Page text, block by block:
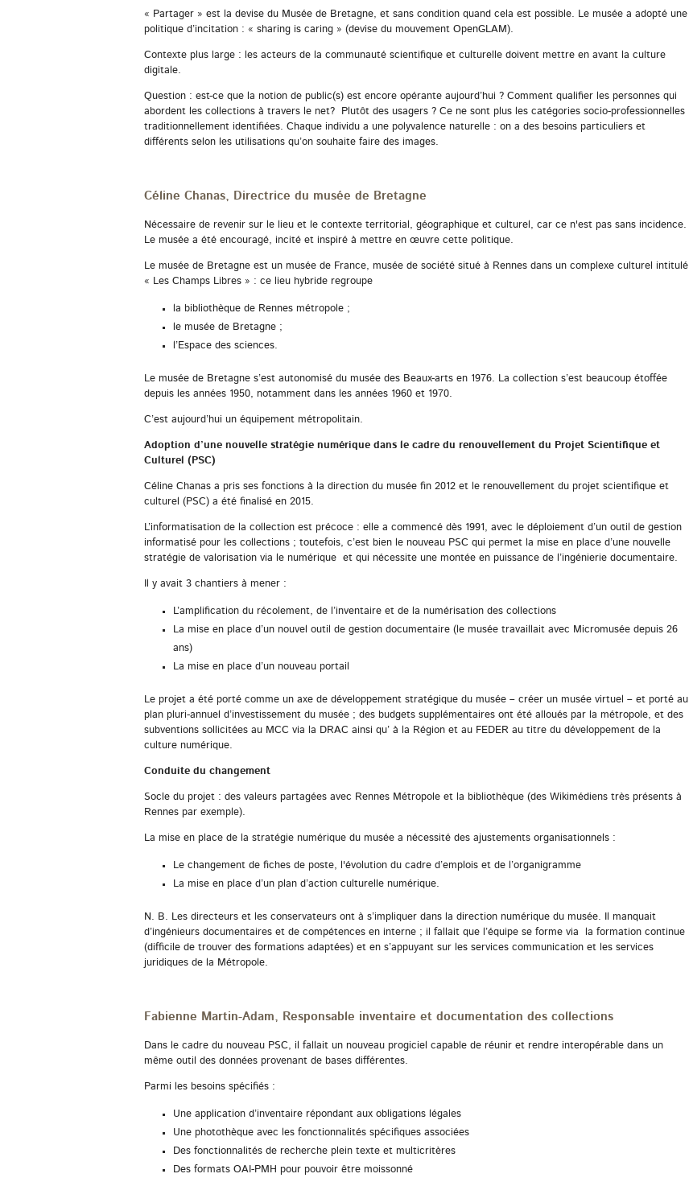
« Partager » est la devise du Musée de Bretagne, et sans condition quand cela est possible. Le musée a adopté une
politique d’incitation : « sharing is caring » (devise du mouvement OpenGLAM).
Contexte plus large : les acteurs de la communauté scientifique et culturelle doivent mettre en avant la culture
digitale.
Question : est-ce que la notion de public(s) est encore opérante aujourd’hui ? Comment qualifier les personnes qui
abordent les collections à travers le net? Plutôt des usagers ? Ce ne sont plus les catégories socio-professionnelles
traditionnellement identifiées. Chaque individu a une polyvalence naturelle : on a des besoins particuliers et
différents selon les utilisations qu’on souhaite faire des images.
Céline Chanas, Directrice du musée de Bretagne
Nécessaire de revenir sur le lieu et le contexte territorial, géographique et culturel, car ce n'est pas sans incidence.
Le musée a été encouragé, incité et inspiré à mettre en œuvre cette politique.
Le musée de Bretagne est un musée de France, musée de société situé à Rennes dans un complexe culturel intitulé
« Les Champs Libres » : ce lieu hybride regroupe
la bibliothèque de Rennes métropole ;
le musée de Bretagne ;
l’Espace des sciences.
Le musée de Bretagne s’est autonomisé du musée des Beaux-arts en 1976. La collection s’est beaucoup étoffée
depuis les années 1950, notamment dans les années 1960 et 1970.
C’est aujourd’hui un équipement métropolitain.
Adoption d’une nouvelle stratégie numérique dans le cadre du renouvellement du Projet Scientifique et
Culturel (PSC)
Céline Chanas a pris ses fonctions à la direction du musée fin 2012 et le renouvellement du projet scientifique et
culturel (PSC) a été finalisé en 2015.
L’informatisation de la collection est précoce : elle a commencé dès 1991, avec le déploiement d’un outil de gestion
informatisé pour les collections ; toutefois, c’est bien le nouveau PSC qui permet la mise en place d’une nouvelle
stratégie de valorisation via le numérique et qui nécessite une montée en puissance de l’ingénierie documentaire.
Il y avait 3 chantiers à mener :
L’amplification du récolement, de l’inventaire et de la numérisation des collections
La mise en place d’un nouvel outil de gestion documentaire (le musée travaillait avec Micromusée depuis 26
ans)
La mise en place d’un nouveau portail
Le projet a été porté comme un axe de développement stratégique du musée – créer un musée virtuel – et porté au
plan pluri-annuel d’investissement du musée ; des budgets supplémentaires ont été alloués par la métropole, et des
subventions sollicitées au MCC via la DRAC ainsi qu’ à la Région et au FEDER au titre du développement de la
culture numérique.
Conduite du changement
Socle du projet : des valeurs partagées avec Rennes Métropole et la bibliothèque (des Wikimédiens très présents à
Rennes par exemple).
La mise en place de la stratégie numérique du musée a nécessité des ajustements organisationnels :
Le changement de fiches de poste, l'évolution du cadre d’emplois et de l’organigramme
La mise en place d’un plan d’action culturelle numérique.
N. B. Les directeurs et les conservateurs ont à s’impliquer dans la direction numérique du musée. Il manquait
d’ingénieurs documentaires et de compétences en interne ; il fallait que l’équipe se forme via la formation continue
(difficile de trouver des formations adaptées) et en s’appuyant sur les services communication et les services
juridiques de la Métropole.
Fabienne Martin-Adam, Responsable inventaire et documentation des collections
Dans le cadre du nouveau PSC, il fallait un nouveau progiciel capable de réunir et rendre interopérable dans un
même outil des données provenant de bases différentes.
Parmi les besoins spécifiés :
Une application d’inventaire répondant aux obligations légales
Une photothèque avec les fonctionnalités spécifiques associées
Des fonctionnalités de recherche plein texte et multicritères
Des formats OAI-PMH pour pouvoir être moissonné